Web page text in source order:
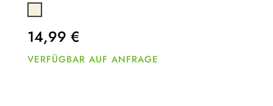
14,99 €
VERFÜGBAR AUF ANFRAGE